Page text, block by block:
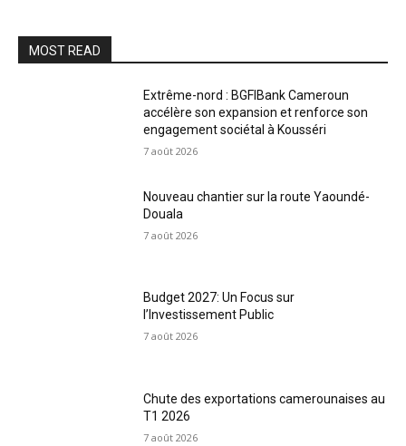
MOST READ
Extrême-nord : BGFIBank Cameroun
accélère son expansion et renforce son
engagement sociétal à Kousséri
7 août 2026
Nouveau chantier sur la route Yaoundé-
Douala
7 août 2026
Budget 2027: Un Focus sur
l’Investissement Public
7 août 2026
Chute des exportations camerounaises au
T1 2026
7 août 2026